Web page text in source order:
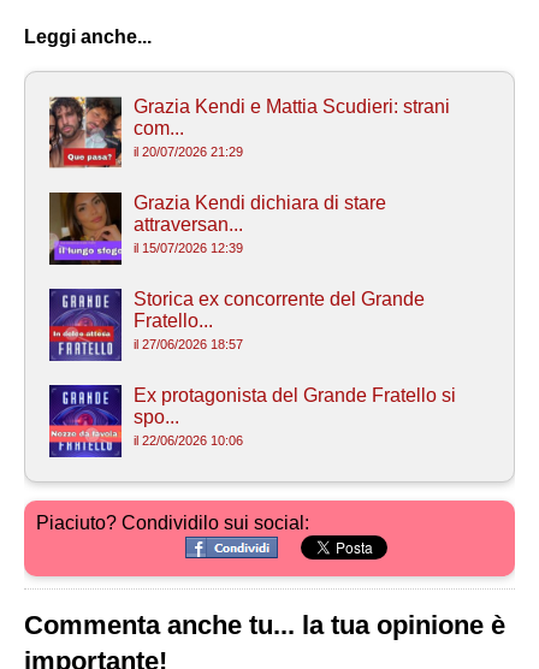
Leggi anche...
Grazia Kendi e Mattia Scudieri: strani
com...
il 20/07/2026 21:29
Grazia Kendi dichiara di stare
attraversan...
il 15/07/2026 12:39
Storica ex concorrente del Grande
Fratello...
il 27/06/2026 18:57
Ex protagonista del Grande Fratello si
spo...
il 22/06/2026 10:06
Piaciuto? Condividilo sui social:
Commenta anche tu... la tua opinione è
importante!